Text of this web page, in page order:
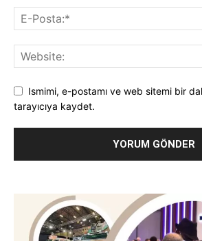
Ismimi, e-postamı ve web sitemi bir
tarayıcıya kaydet.